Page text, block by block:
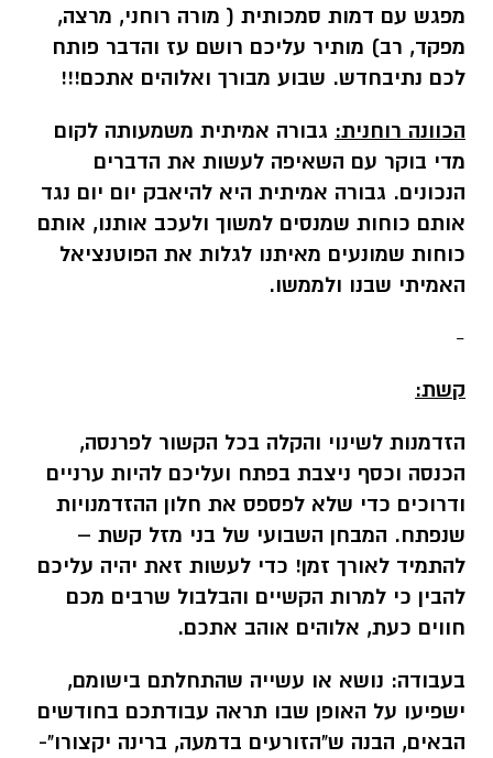
מפגש עם דמות סמכותית ( מורה רוחני, מרצה,
מפקד, רב) מותיר עליכם רושם עז והדבר פותח
לכם נתיבחדש. שבוע מבורך ואלוהים אתכם!!!
הכוונה רוחנית: גבורה אמיתית משמעותה לקום
מדי בוקר עם השאיפה לעשות את הדברים
הנכונים. גבורה אמיתית היא להיאבק יום יום נגד
אותם כוחות שמנסים למשוך ולעכב אותנו, אותם
כוחות שמונעים מאיתנו לגלות את הפוטנציאל
האמיתי שבנו ולממשו.
-
קשת:
הזדמנות לשינוי והקלה בכל הקשור לפרנסה,
הכנסה וכסף ניצבת בפתח ועליכם להיות ערניים
ודרוכים כדי שלא לפספס את חלון ההזדמנויות
שנפתח. המבחן השבועי של בני מזל קשת –
להתמיד לאורך זמן! כדי לעשות זאת יהיה עליכם
להבין כי למרות הקשיים והבלבול שרבים מכם
חווים כעת, אלוהים אוהב אתכם.
בעבודה: נושא או עשייה שהתחלתם בישומם,
ישפיעו על האופן שבו תראה עבודתכם בחודשים
הבאים, הבנה ש"הזורעים בדמעה, ברינה יקצורו"-